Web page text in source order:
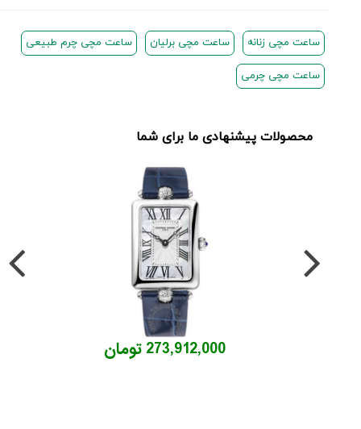
ساعت مچی زنانه ساعت مچی برلیان ساعت مچی چرم طبیعی
ساعت مچی چرمی
محصولات پیشنهادی ما برای شما
273,912,000 تومان